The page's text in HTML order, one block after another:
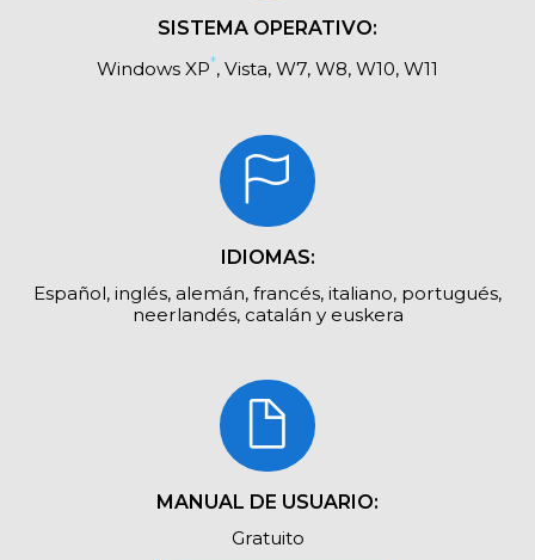
SISTEMA OPERATIVO:
Windows XP*, Vista, W7, W8, W10, W11
IDIOMAS:
Español, inglés, alemán, francés, italiano, portugués,
neerlandés, catalán y euskera
MANUAL DE USUARIO:
Gratuito